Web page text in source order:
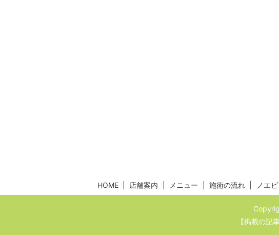
HOME 店舗案内 メニュー 施術の流れ ノエ
【掲載の記